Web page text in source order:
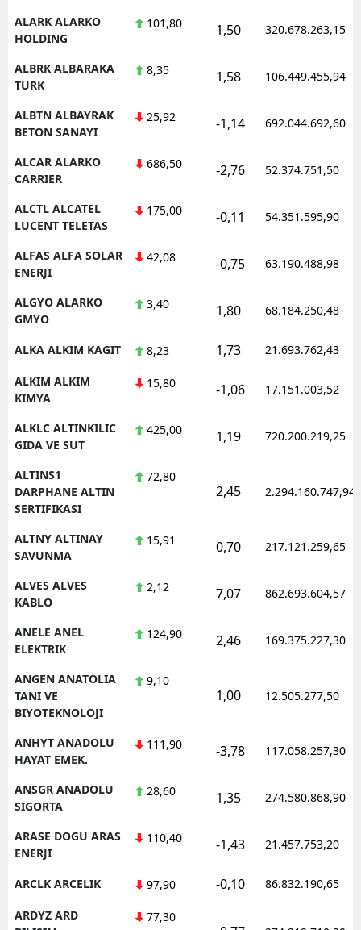
ALARK ALARKO
HOLDING
101,80 1,50 320.678.263,15
ALBRK ALBARAKA
TURK
8,35 1,58 106.449.455,94
ALBTN ALBAYRAK
BETON SANAYI
25,92 -1,14 692.044.692,60
ALCAR ALARKO
CARRIER
686,50 -2,76 52.374.751,50
ALCTL ALCATEL
LUCENT TELETAS
175,00 -0,11 54.351.595,90
ALFAS ALFA SOLAR
ENERJI
42,08 -0,75 63.190.488,98
ALGYO ALARKO
GMYO
3,40 1,80 68.184.250,48
ALKA ALKIM KAGIT 8,23 1,73 21.693.762,43
ALKIM ALKIM
KIMYA
15,80 -1,06 17.151.003,52
ALKLC ALTINKILIC
GIDA VE SUT
425,00 1,19 720.200.219,25
ALTINS1
DARPHANE ALTIN
SERTIFIKASI
72,80
2,45 2.294.160.747,94
ALTNY ALTINAY
SAVUNMA
15,91 0,70 217.121.259,65
ALVES ALVES
KABLO
2,12 7,07 862.693.604,57
ANELE ANEL
ELEKTRIK
124,90 2,46 169.375.227,30
ANGEN ANATOLIA
TANI VE
BIYOTEKNOLOJI
9,10
1,00 12.505.277,50
ANHYT ANADOLU
HAYAT EMEK.
111,90 -3,78 117.058.257,30
ANSGR ANADOLU
SIGORTA
28,60 1,35 274.580.868,90
ARASE DOGU ARAS
ENERJI
110,40 -1,43 21.457.753,20
ARCLK ARCELIK 97,90 -0,10 86.832.190,65
ARDYZ ARD
77,30